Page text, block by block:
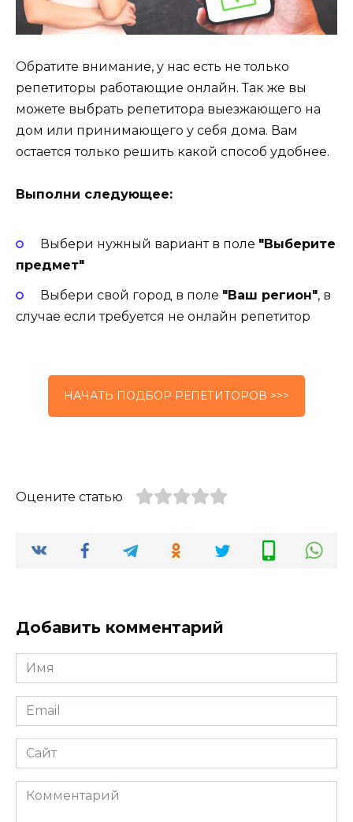
Обратите внимание, у нас есть не только
репетиторы работающие онлайн. Так же вы
можете выбрать репетитора выезжающего на
дом или принимающего у себя дома. Вам
остается только решить какой способ удобнее.
Выполни следующее:
Выбери нужный вариант в поле "Выберите
предмет"
Выбери свой город в поле "Ваш регион", в
случае если требуется не онлайн репетитор
НАЧАТЬ ПОДБОР РЕПЕТИТОРОВ >>>
Оцените статью
Добавить комментарий
Имя
*
Email
*
Сайт
Комментарий